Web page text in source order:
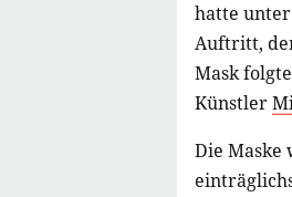
hatte
Auftritt,
Mask
Künstler
Die